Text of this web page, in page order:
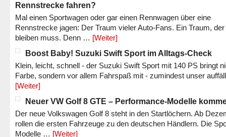
Rennstrecke fahren?
Mal einen Sportwagen oder gar einen Rennwagen über eine
Rennstrecke jagen: Der Traum vieler Auto-Fans. Ein Traum,
bleiben muss. Denn … [Weiter]
Boost Baby! Suzuki Swift Sport im Alltags-Check
Klein, leicht, schnell - der Suzuki Swift Sport mit 140 PS bringt
Farbe, sondern vor allem Fahrspaß mit - zumindest unser
[Weiter]
Neuer VW Golf 8 GTE – Performance-Modelle
Der neue Volkswagen Golf 8 steht in den Startlöchern. Ab
rollen die ersten Fahrzeuge zu den deutschen Händlern. Die
Modelle … [Weiter]